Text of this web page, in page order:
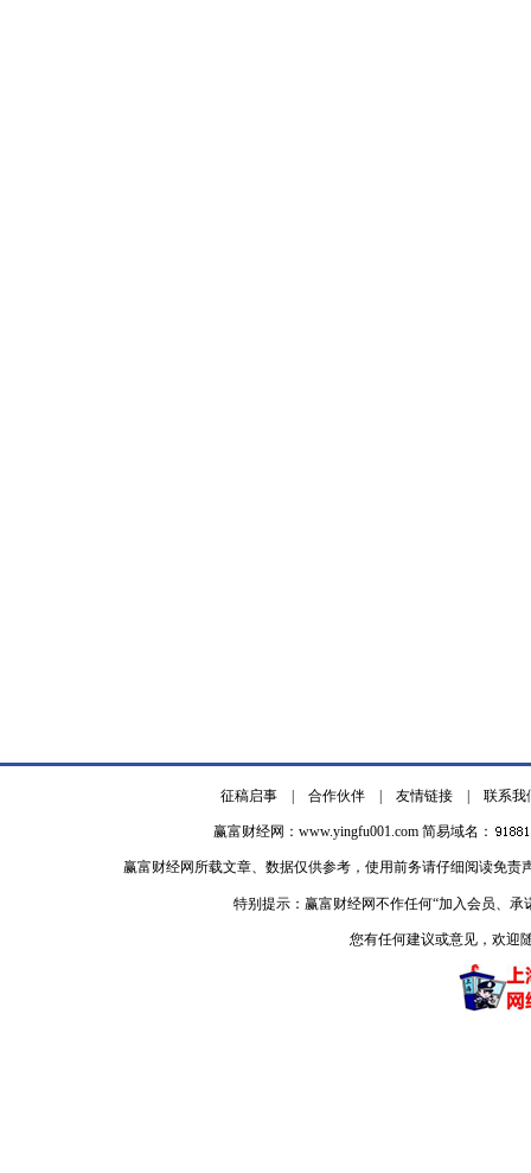
征稿启事 合作伙伴 友情链接 联系我
赢富财经网： www.yingfu001.com 简易域名：
赢富财经网所载文章、数据仅供参考，使用前务请仔细阅读免责
特别提示：赢富财经网不作任何“加入会员、
您有任何建议或意见，欢迎